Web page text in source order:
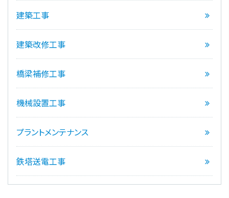
建築工事
建築改修工事
橋梁補修工事
機械設置工事
プラントメンテナンス
鉄塔送電工事